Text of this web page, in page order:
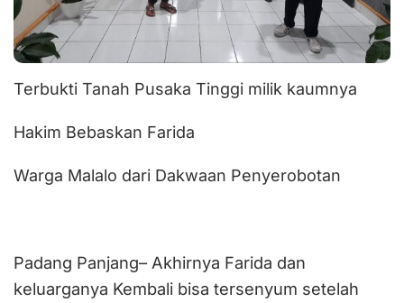
Terbukti Tanah Pusaka Tinggi milik kaumnya
Hakim Bebaskan Farida
Warga Malalo dari Dakwaan Penyerobotan
Padang Panjang– Akhirnya Farida dan
keluarganya Kembali bisa tersenyum setelah